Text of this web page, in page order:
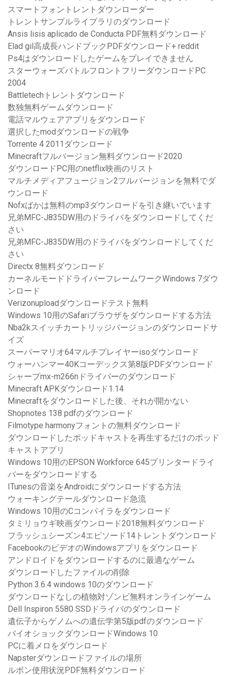
スマートフォントレントダウンローダー
トレントサンプルライブラリのダウンロード
Ansis lisis aplicado de Conducta PDF無料ダウンロード
Elad gil高成長ハンドブックPDFダウンロード+ reddit
Ps4はダウンロードしたゲームをプレイできません
スターウォーズバトルフロントフリーダウンロードPC
2004
Battletechトレントダウンロード
数独無料ゲームダウンロード
電話マルウェアアプリをダウンロード
選択したmodダウンロードの戦争
Torrente 4 2011ダウンロード
Minecraftフルバージョン無料ダウンロード2020
ダウンロードPC用のnetflix映画のリスト
マルチメディアフュージョン2フルバージョンを無料でダ
ウンロード
Nofxばかは無料のmp3ダウンロードを引き継いでいます
兄弟MFC-J835DW用のドライバをダウンロードしてくだ
さい
兄弟MFC-J835DW用のドライバをダウンロードしてくだ
さい
Directx 8無料ダウンロード
カーネルモードドライバーフレームワークWindows 7ダウ
ンロード
Verizonuploadダウンロードテスト無料
Windows 10用のSafariブラウザをダウンロードする方法
Nba2kスイッチカートリッジバージョンのダウンロードサ
イズ
スーパーマリオ64マルチプレイヤーisoダウンロード
ウォーハンマー40Kコーデックス第8版PDFダウンロード
シャープmx-m266nドライバーのダウンロード
Minecraft APKダウンロード1.14
Minecraftをダウンロードした後、それが開かない
Shopnotes 138 pdfのダウンロード
Filmotype harmonyフォントの無料ダウンロード
ダウンロードしたポッドキャストを再生するだけのポッド
キャストアプリ
Windows 10用のEPSON Workforce 645プリンタードライ
バーをダウンロードする
ITunesの音楽をAndroidにダウンロードする方法
ウォーキングテールダウンロード急流
Windows 10用のCコンパイラをダウンロード
タミリョウギ映画ダウンロード2018無料ダウンロード
フラッシュシーズン4エピソード14トレントダウンロード
FacebookのビデオのWindowsアプリをダウンロード
アンドロイドをダウンロードするのに最適なゲーム
ダウンロードしたファイルの削除
Python 3.6.4 windows 10のダウンロード
ダウンロードなしの植物対ゾンビ無料オンラインゲーム
Dell Inspiron 5580 SSDドライバのダウンロード
遺伝子からゲノムへの遺伝学第5版pdfのダウンロード
バイオショックダウンロードWindows 10
PCに着メロをダウンロード
Napsterダウンロードファイルの場所
ルボン使用状況PDF無料ダウンロード